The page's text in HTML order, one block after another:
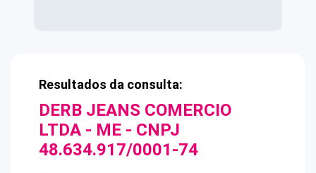
Resultados da consulta:
DERB JEANS COMERCIO
LTDA - ME - CNPJ
48.634.917/0001-74